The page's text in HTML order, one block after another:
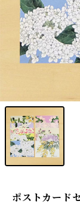
ポストカード